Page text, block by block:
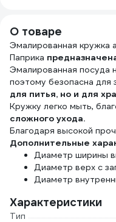
О товаре
Эмалированная кружка
Паприка
Эмалированная посуда
поэтому безопасна для
для питья, но и для
Кружку легко мыть,
сложного ухода.
Благодаря высокой
Дополнительные
Диаметр ширины
Диаметр верх с
Диаметр
Характеристики
Тип